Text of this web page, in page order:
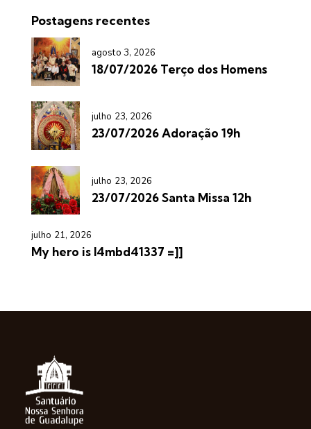
Postagens recentes
agosto 3, 2026
18/07/2026 Terço dos Homens
julho 23, 2026
23/07/2026 Adoração 19h
julho 23, 2026
23/07/2026 Santa Missa 12h
julho 21, 2026
My hero is l4mbd41337 =]]